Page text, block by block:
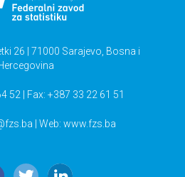
26 | 71000 Sarajevo, Bosna i
52 | Fax: +387 33 22 61 51
| Web: www.fzs.ba